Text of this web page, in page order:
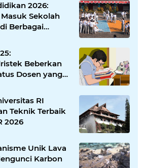
2026:
Sekolah
Berbagai
Beberkan
Dosen yang
RI
Teknik Terbaik
2026
Unik Lava
Karbon